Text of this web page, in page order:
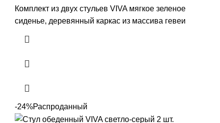
Комплект из двух стульев VIVA мягкое зеленое
сиденье, деревянный каркас из массива гевеи
-24%Распроданный